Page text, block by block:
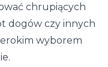
chrupiących
dogów czy innych
wyborem